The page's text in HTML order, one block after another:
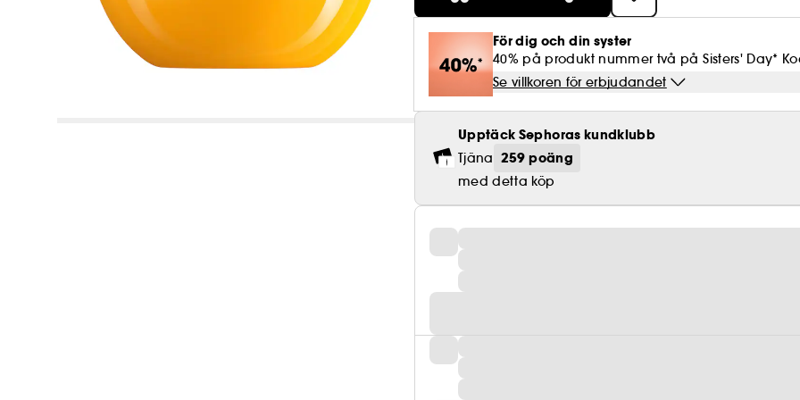
För dig och din syster
40% på produkt nummer två på Sisters' Day*
Se villkoren för erbjudandet
Upptäck Sephoras kundklubb
Tjäna 259 poäng
med detta köp